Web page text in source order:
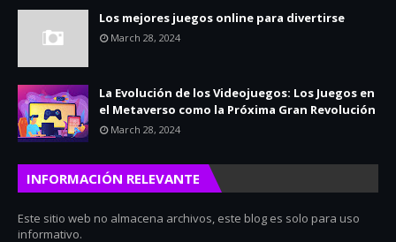
Los mejores juegos online para divertirse
March 28, 2024
La Evolución de los Videojuegos: Los Juegos en
el Metaverso como la Próxima Gran Revolución
March 28, 2024
INFORMACIÓN RELEVANTE
Este sitio web no almacena archivos, este blog es solo para uso
informativo.